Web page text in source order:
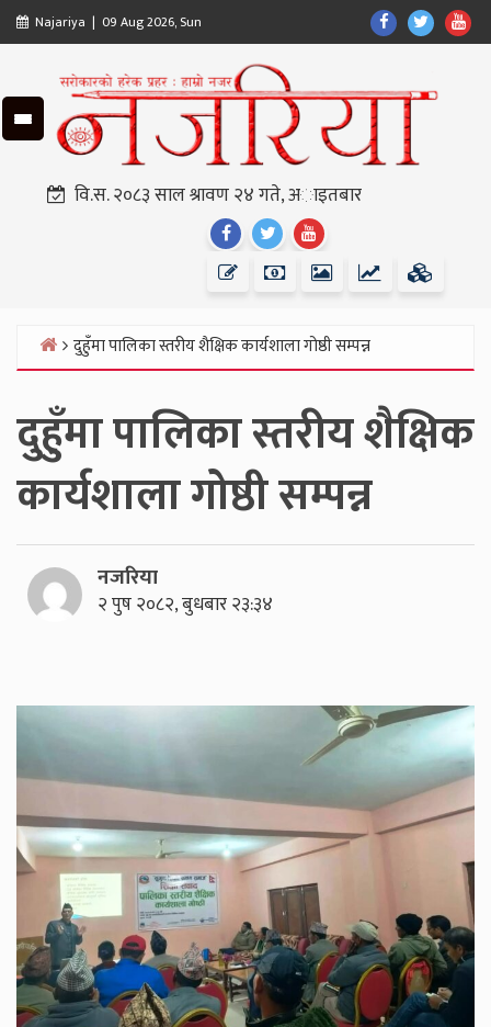
Skip
to
content
Najariya | 09 Aug 2026, Sun
Find
Us
Facebook
Find
Us
Twitter
Us
वि.स. २०८३ साल श्रावण २४ गते, अाइतबार
Find
Us
Facebook
Find
Us
Twitter
Find
Us
Youtube
Home
दुहुँमा पालिका स्तरीय शैक्षिक कार्यशाला गोष्ठी सम्पन्न
दुहुँमा पालिका स्तरीय शैक्षिक
कार्यशाला गोष्ठी सम्पन्न
नजरिया
२ पुष २०८२, बुधबार २३:३४